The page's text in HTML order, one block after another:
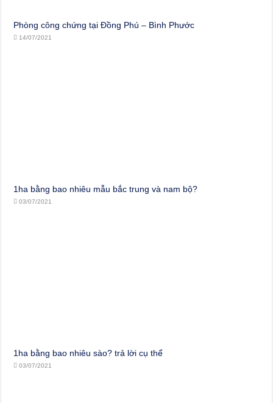
Phòng công chứng tại Đồng Phú – Bình Phước
14/07/2021
1ha bằng bao nhiêu mẫu bắc trung và nam bộ?
03/07/2021
1ha bằng bao nhiêu sào? trả lời cụ thể
03/07/2021